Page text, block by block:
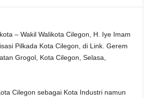
– Wakil Walikota Cilegon, H. Iye Imam
Pilkada Kota Cilegon, di Link. Gerem
Grogol, Kota Cilegon, Selasa,
Cilegon sebagai Kota Industri namun